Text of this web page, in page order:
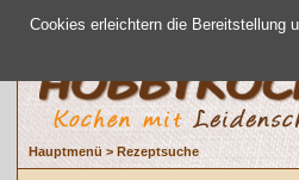
Hauptmenü > Rezeptsuche
Cookies erleichtern die Bereitstellung